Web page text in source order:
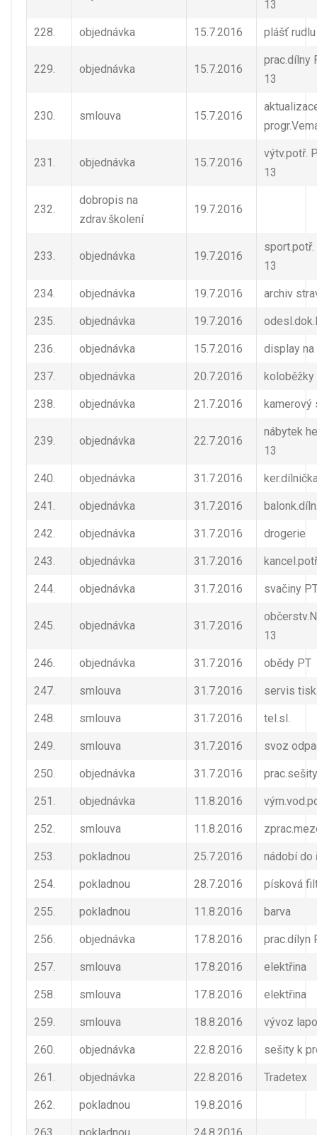
13
228. objednávka 15.7.2016 plášť rudlu
229. objednávka 15.7.2016
prac.dílny
13
230. smlouva 15.7.2016
231. objednávka 15.7.2016
výtv.potř.
13
232.
dobropis na
zdrav.školení
19.7.2016
233. objednávka 19.7.2016
13
234. objednávka 19.7.2016 archiv
235. objednávka 19.7.2016
236. objednávka 15.7.2016 display
237. objednávka 20.7.2016 koloběžky
238. objednávka 21.7.2016 kamerový
239. objednávka 22.7.2016
nábytek
13
240. objednávka 31.7.2016
241. objednávka 31.7.2016
242. objednávka 31.7.2016 drogerie
243. objednávka 31.7.2016
244. objednávka 31.7.2016 svačiny
245. objednávka 31.7.2016
13
246. objednávka 31.7.2016 obědy PT
247. smlouva 31.7.2016 servis
248. smlouva 31.7.2016 tel.sl.
249. smlouva 31.7.2016 svoz
250. objednávka 31.7.2016 prac.sešity
251. objednávka 11.8.2016
252. smlouva 11.8.2016
253. pokladnou 25.7.2016 nádobí do
254. pokladnou 28.7.2016 písková
255. pokladnou 11.8.2016 barva
256. objednávka 17.8.2016 prac.dílyn
257. smlouva 17.8.2016 elektřina
258. smlouva 17.8.2016 elektřina
259. smlouva 18.8.2016 vývoz
260. objednávka 22.8.2016 sešity k
261. objednávka 22.8.2016 Tradetex
262. pokladnou 19.8.2016